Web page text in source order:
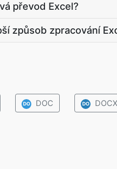
převod Excel?
způsob zpracování
DO DOC DO DOCX